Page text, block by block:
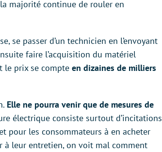
majorité continue de rouler en
se passer d’un technicien en l’envoyant
faire l’acquisition du matériel
le prix se compte en dizaines de milliers
Elle ne pourra venir que de mesures de
électrique consiste surtout d’incitations
pour les consommateurs à en acheter
à leur entretien, on voit mal comment